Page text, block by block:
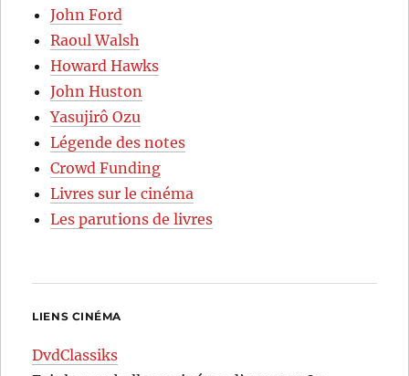
John Ford
Raoul Walsh
Howard Hawks
John Huston
Yasujirô Ozu
Légende des notes
Crowd Funding
Livres sur le cinéma
Les parutions de livres
LIENS CINÉMA
DvdClassiks